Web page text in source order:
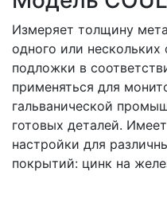
Измеряет толщину
одного или
подложки в
применяться для
гальванической
готовых деталей.
настройки для
покрытий: цинк на